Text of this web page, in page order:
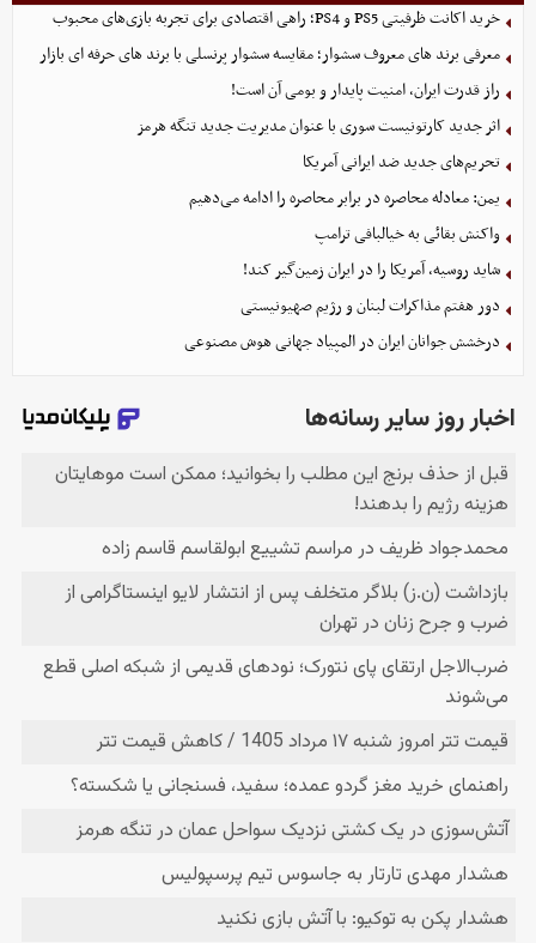
خرید اکانت ظرفیتی PS5 و PS4؛ راهی اقتصادی برای تجربه بازی‌های محبوب
معرفی برند های معروف سشوار؛ مقایسه سشوار پرنسلی با برند های حرفه ای بازار
راز قدرت ایران، امنیت پایدار و بومی آن است!
اثر جدید کارتونیست سوری با عنوان مدیریت جدید تنگه هرمز
تحریم‌های جدید ضد ایرانی آمریکا
یمن: معادله محاصره در برابر محاصره را ادامه می‌دهیم
واکنش بقائی به خیالبافی ترامپ
شاید روسیه، آمریکا را در ایران زمین‌گیر کند!
دور هفتم مذاکرات لبنان و رژیم صهیونیستی
درخشش جوانان ایران در المپیاد جهانی هوش مصنوعی